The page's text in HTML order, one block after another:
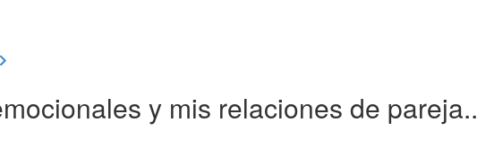
y mis relaciones de pareja..